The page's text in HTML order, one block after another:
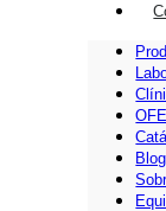
Blog